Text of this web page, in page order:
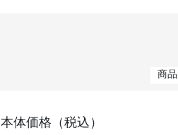
商
本体価格（税込）